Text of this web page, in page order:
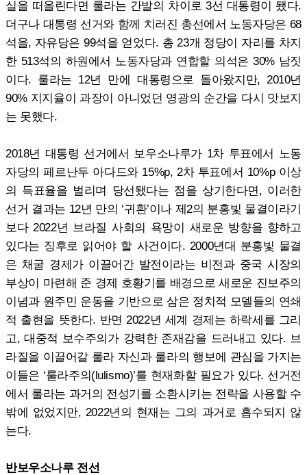
실을 떠올린다면 룰라는 간발의 차이로 3선 대통령이 됐다.
더구나 대통령 선거와 함께 치러진 총선에서 노동자당은 68
석을, 자유당은 99석을 얻었다. 총 23개 정당이 자리를 차지
한 513석의 하원에서 노동자당과 연합할 의석은 30% 남짓
이다. 룰라는 12년 만에 대통령으로 돌아왔지만, 2010년
90% 지지율이 과장이 아니었던 영광의 순간을 다시 맛보지
는 못했다.
2018년 대통령 선거에서 보우소나루가 1차 투표에서 노동
자당의 페르난두 아다드와 15%p, 2차 투표에서 10%p 이상
의 득표율을 벌리며 당선됐다는 점을 상기한다면, 이러한
선거 결과는 12년 만의 ‘귀환’이나 제2의 분홍빛 물결이라기
보다 2022년 브라질 사회의 욕망이 새로운 방향을 향하고
있다는 징후로 읽어야 할 사건이다. 2000년대 분홍빛 물결
은 채굴 경제가 이끌어간 발전이라는 비전과 중국 시장의
부상이 마련해 준 경제 호황기를 배경으로 새로운 진보주의
이념과 원주민 운동을 기반으로 삼은 정치적 모델들의 연쇄
적 출현을 뜻한다. 반면 2022년 세계 경제는 하락세를 그리
고, 대중적 보수주의가 강력한 존재감을 드러내고 있다. 브
라질을 이끌어갈 룰라 자신과 룰라의 행보에 관심을 가지는
이들은 ‘룰라주의(lulismo)’를 현재화할 필요가 있다. 선거전
에서 룰라는 과거의 전성기를 소환시키는 전략을 사용할 수
밖에 없었지만, 2022년의 현재는 그의 과거로 흡수되지 않
는다.
반보우소나루 전선